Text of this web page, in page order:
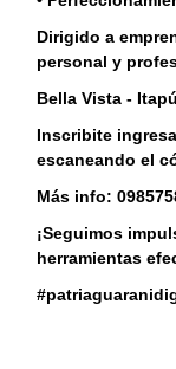
Dirigido a
personal y
Bella Vista -
Inscribite
escaneando el
Más info:
¡Seguimos
herramientas